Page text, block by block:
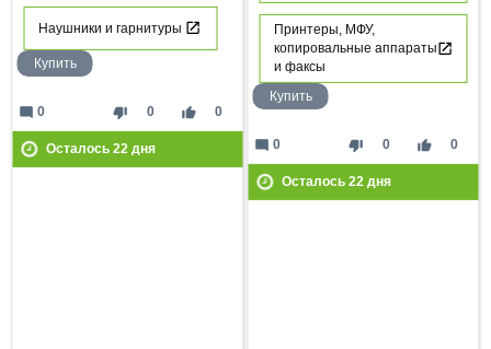
Наушники и гарнитуры
Купить
thumb_down 0 thumb_up 0
mode_comment 0
Осталось 22дня
Принтеры, МФУ,
копировальные аппараты
и факсы
Купить
thumb_down 0 thumb_up 0
mode_comment 0
Осталось 22дня